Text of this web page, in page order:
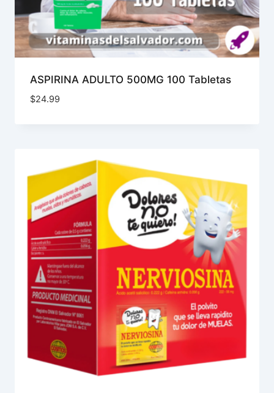
ASPIRINA ADULTO 500MG 100 Tabletas
$24.99